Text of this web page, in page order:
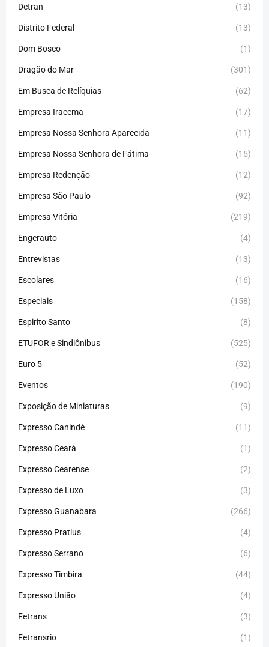
Detran (13)
Distrito Federal (13)
Dom Bosco (1)
Dragão do Mar (301)
Em Busca de Relíquias (62)
Empresa Iracema (17)
Empresa Nossa Senhora Aparecida (11)
Empresa Nossa Senhora de Fátima (15)
Empresa Redenção (12)
Empresa São Paulo (92)
Empresa Vitória (219)
Engerauto (4)
Entrevistas (13)
Escolares (16)
Especiais (158)
Espirito Santo (8)
ETUFOR e Sindiônibus (525)
Euro 5 (52)
Eventos (190)
Exposição de Miniaturas (9)
Expresso Canindé (11)
Expresso Ceará (1)
Expresso Cearense (2)
Expresso de Luxo (3)
Expresso Guanabara (266)
Expresso Pratius (4)
Expresso Serrano (6)
Expresso Timbira (44)
Expresso União (4)
Fetrans (3)
Fetransrio (1)